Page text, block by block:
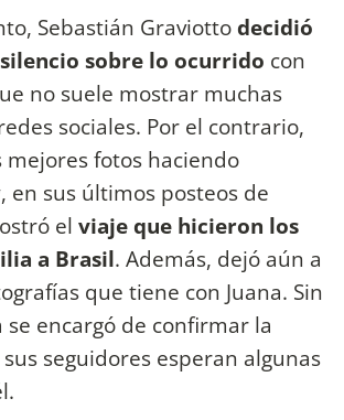
Sebastián Graviottodecidió
sobre lo ocurrido con
no suele mostrar muchas
sociales. Por el contrario,
mejores fotos haciendo
en sus últimos posteos de
el viaje que hicieron los
a Brasil. Además, dejó aún a
que tiene con Juana. Sin
se encargó de confirmar la
seguidores esperan algunas